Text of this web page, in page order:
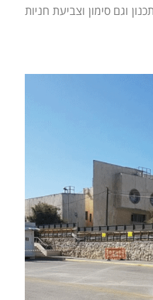
וגם סימון וצביעת חניות